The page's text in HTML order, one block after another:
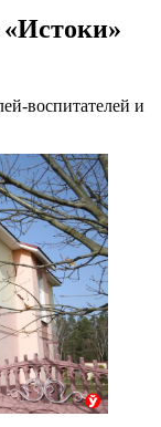
«Истоки»
воспитателей и